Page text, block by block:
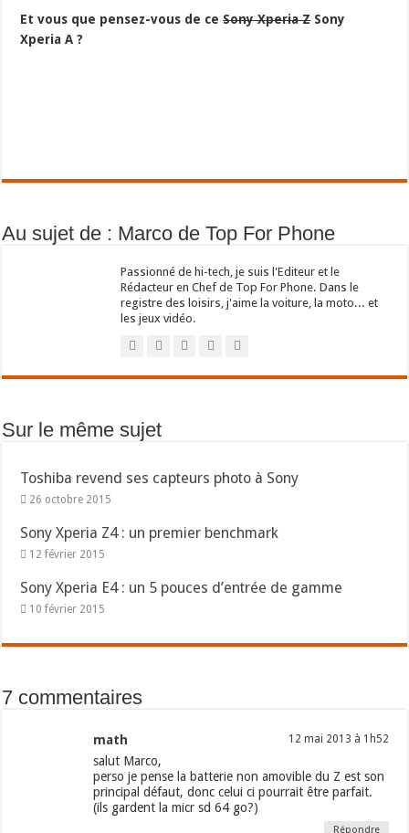
Et vous que pensez-vous de ceSony Xperia ZSony
Xperia A ?
Au sujet de : Marco de Top For Phone
Passionné de hi-tech, je suis l'Editeur et le
Rédacteur en Chef de Top For Phone. Dans le
registre des loisirs, j'aime la voiture, la moto... et
les jeux vidéo.
Sur le même sujet
Toshiba revend ses capteurs photo à Sony
26 octobre 2015
Sony Xperia Z4 : un premier benchmark
12 février 2015
Sony Xperia E4 : un 5 pouces d’entrée de gamme
10 février 2015
7 commentaires
math 12 mai 2013 à 1h52
salut Marco,
perso je pense la batterie non amovible du Z est son
principal défaut, donc celui ci pourrait être parfait.
(ils gardent la micr sd 64 go?)
Répondre